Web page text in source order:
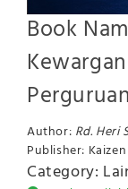
Book
Author: Rd. Heri
Publisher:
Category: